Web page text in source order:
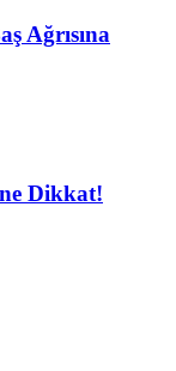
Ağrısına
Dikkat!